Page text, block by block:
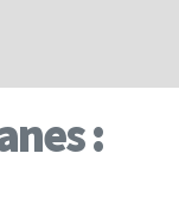
: